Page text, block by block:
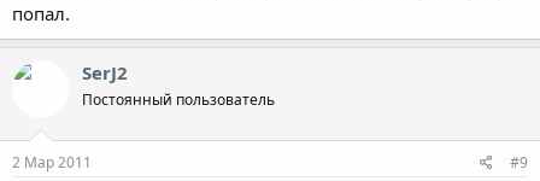
попал.
SerJ2
Постоянный пользователь
2 Мар 2011 #9